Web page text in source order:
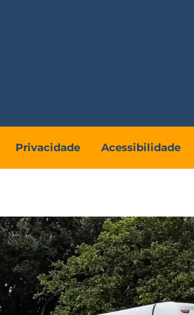
Privacidade Acessibilidade